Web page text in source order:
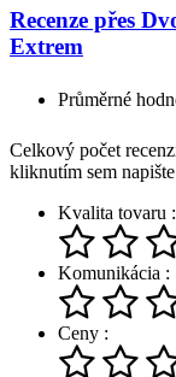
Recenze přes
Extrem
Průměrné
Celkový počet
kliknutím sem
Kvalita tovaru :
Komunikácia :
Ceny :